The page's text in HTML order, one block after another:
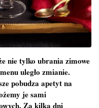
nie tylko ubrania zimowe
uległo zmianie.
pobudza apetyt na
je sami
Za kilka dni